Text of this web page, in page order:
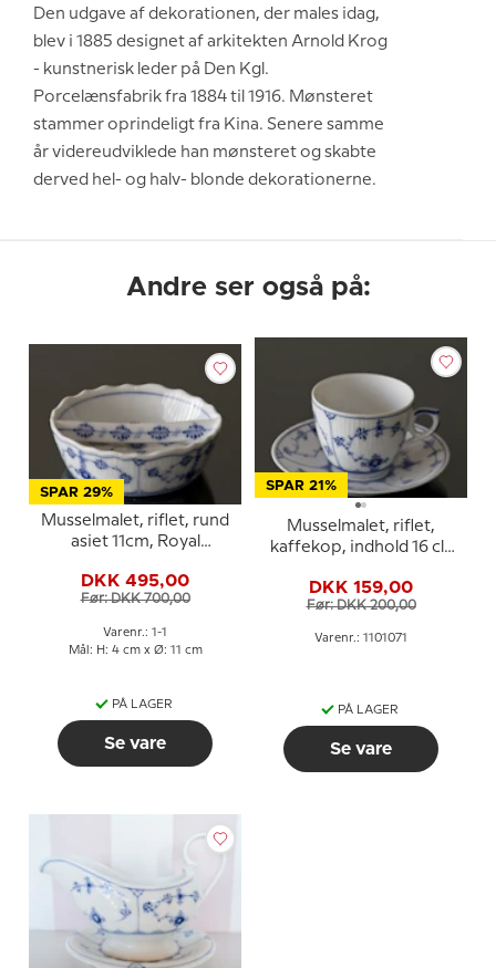
Den udgave af dekorationen, der males idag,
blev i 1885 designet af arkitekten Arnold Krog
- kunstnerisk leder på Den Kgl.
Porcelænsfabrik fra 1884 til 1916. Mønsteret
stammer oprindeligt fra Kina. Senere samme
år videreudviklede han mønsteret og skabte
derved hel- og halv- blonde dekorationerne.
Andre ser også på:
SPAR 29%
Musselmalet, riflet, rund
asiet 11cm, Royal
DKK 495,00
Før: DKK 700,00
Varenr.: 1-1
Mål: H: 4 cm x Ø: 11 cm
PÅ LAGER
Se vare
SPAR 21%
Musselmalet, riflet,
kaffekop, indhold 16 cl.,
DKK 159,00
Før: DKK 200,00
Varenr.: 1101071
PÅ LAGER
Se vare